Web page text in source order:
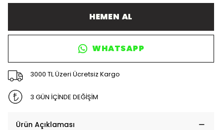
HEMEN AL
WHATSAPP
3000 TL Üzeri Ücretsiz Kargo
3 GÜN İÇİNDE DEĞİŞİM
Ürün Açıklaması